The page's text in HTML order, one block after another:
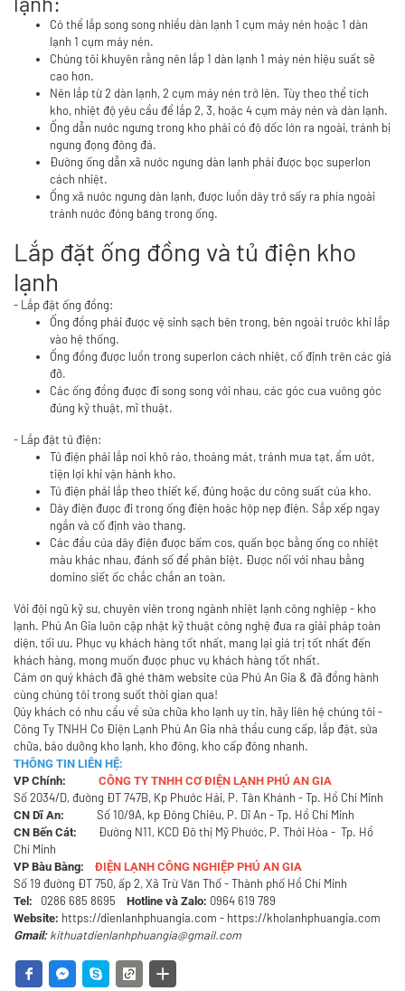
Có thể lắp song song nhiều dàn lạnh 1 cụm máy nén hoặc 1 dàn
lạnh 1 cụm máy nén.
Chúng tôi khuyên rằng nên lắp 1 dàn lạnh 1 máy nén hiệu suất sẽ
cao hơn.
Nên lắp từ 2 dàn lạnh, 2 cụm máy nén trở lên. Tùy theo thể tích
kho, nhiệt độ yêu cầu để lắp 2, 3, hoặc 4 cụm máy nén và dàn lạnh.
Ống dẫn nước ngưng trong kho phải có độ dốc lớn ra ngoài, tránh bị
ngưng đọng đông đá.
Đường ống dẫn xã nước ngưng dàn lạnh phải được bọc superlon
cách nhiệt.
Ống xã nước ngưng dàn lạnh, được luồn dây trở sấy ra phía ngoài
tránh nước đóng băng trong ống.
Lắp đặt ống đồng và tủ điện kho
lạnh
- Lắp đặt ống đồng:
Ống đồng phải được vệ sinh sạch bên trong, bên ngoài trước khi lắp
vào hệ thống.
Ống đồng được luồn trong superlon cách nhiệt, cố định trên các giá
đỡ.
Các ống đồng được đi song song với nhau, các góc cua vuông góc
đúng kỹ thuật, mĩ thuật.
- Lắp đặt tủ điện:
Tủ điện phải lắp nơi khô ráo, thoáng mát, tránh mưa tạt, ẩm ướt,
tiện lợi khi vận hành kho.
Tủ điện phải lắp theo thiết kế, đúng hoặc dư công suất của kho.
Dây điện được đi trong ống điện hoặc hộp nẹp điện. Sắp xếp ngay
ngắn và cố định vào thang.
Các đầu của dây điện được bấm cos, quấn bọc bằng ống co nhiệt
màu khác nhau, đánh số để phân biệt. Được nối với nhau bằng
domino siết ốc chắc chắn an toàn.
Với đội ngũ kỹ sư, chuyên viên trong ngành nhiệt lạnh công nghiệp - kho
lạnh. Phú An Gia luôn cập nhật kỹ thuật công nghệ đưa ra giải pháp toàn
diện, tối ưu. Phục vụ khách hàng tốt nhất, mang lại giá trị tốt nhất đến
khách hàng, mong muốn được phục vụ khách hàng tốt nhất.
Cám ơn quý khách đã ghé thăm website của Phú An Gia & đã đồng hành
cùng chúng tôi trong suốt thời gian qua!
Qúy khách có nhu cầu về sửa chữa kho lạnh uy tín, hãy liên hệ chúng tôi -
Công Ty TNHH Cơ Điện Lạnh Phú An Gia nhà thầu cung cấp, lắp đặt, sửa
chữa, bảo dưỡng kho lạnh, kho đông, kho cấp đông nhanh.
THÔNG TIN LIÊN HỆ:
VP Chính: CÔNG TY TNHH CƠ ĐIỆN LẠNH PHÚ AN GIA
Số 2034/D, đường ĐT 747B, Kp Phước Hải, P. Tân Khánh - Tp. Hồ Chí Minh
CN Dĩ An: Số 10/9A, kp Đông Chiêu, P. Dĩ An - Tp. Hồ Chí Minh
CN Bến Cát: Đường N11, KCD Đô thị Mỹ Phước, P. Thới Hòa - Tp. Hồ
Chí Minh
VP Bàu Bàng: ĐIỆN LẠNH CÔNG NGHIỆP PHÚ AN GIA
Số 19 đường ĐT 750, ấp 2, Xã Trừ Văn Thố - Thành phố Hồ Chí Minh
Tel: 0286 685 8695 Hotline và Zalo: 0964 619 789
Website: https://dienlanhphuangia.com - https://kholanhphuangia.com
Gmail: kithuatdienlanhphuangia@gmail.com